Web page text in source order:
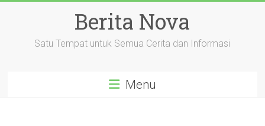
Berita Nova
Satu Tempat untuk Semua Cerita dan Informasi
Menu